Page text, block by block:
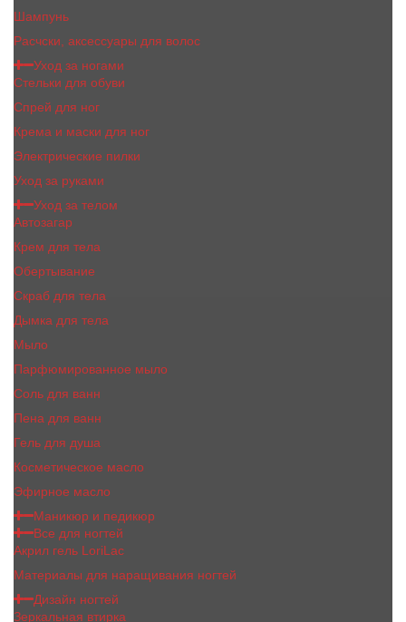
Шампунь
Расчски, аксессуары для волос
Уход за ногами
Стельки для обуви
Спрей для ног
Крема и маски для ног
Электрические пилки
Уход за руками
Уход за телом
Автозагар
Крем для тела
Обертывание
Скраб для тела
Дымка для тела
Мыло
Парфюмированное мыло
Соль для ванн
Пена для ванн
Гель для душа
Косметическое масло
Эфирное масло
Маникюр и педикюр
Все для ногтей
Акрил гель LoriLac
Материалы для наращивания ногтей
Дизайн ногтей
Зеркальная втирка